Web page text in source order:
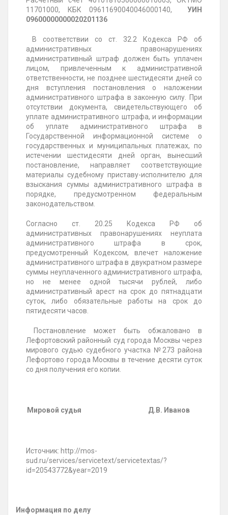
11701000, КБК 09611690040046000140, УИН
09600000000020201136
В соответствии со ст. 32.2 Кодекса РФ об
административных правонарушениях
административный штраф должен быть уплачен
лицом, привлеченным к административной
ответственности, не позднее шестидесяти дней со
дня вступления постановления о наложении
административного штрафа в законную силу. При
отсутствии документа, свидетельствующего об
уплате административного штрафа, и информации
об уплате административного штрафа в
Государственной информационной системе о
государственных и муниципальных платежах, по
истечении шестидесяти дней орган, вынесший
постановление, направляет соответствующие
материалы судебному приставу-исполнителю для
взыскания суммы административного штрафа в
порядке, предусмотренном федеральным
законодательством.
Согласно ст. 20.25 Кодекса РФ об
административных правонарушениях неуплата
административного штрафа в срок,
предусмотренный Кодексом, влечет наложение
административного штрафа в двукратном размере
суммы неуплаченного административного штрафа,
но не менее одной тысячи рублей, либо
административный арест на срок до пятнадцати
суток, либо обязательные работы на срок до
пятидесяти часов.
Постановление может быть обжаловано в
Лефортовский районный суд города Москвы через
мирового судью судебного участка №273 района
Лефортово города Москвы в течение десяти суток
со дня получения его копии.
Мировой судья Д.В. Иванов
Источник: http://mos-
sud.ru/services/servicetext/servicetextas/?
id=20543772&year=2019
Информация по делу